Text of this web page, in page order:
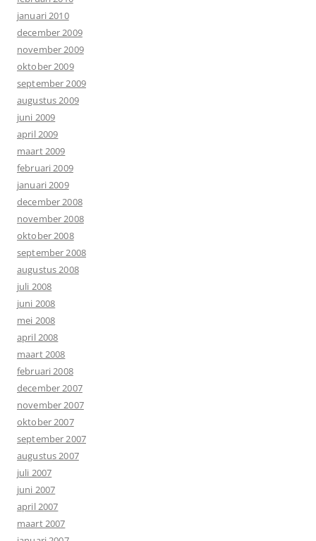
januari 2010
december 2009
november 2009
oktober 2009
september 2009
augustus 2009
juni 2009
april 2009
maart 2009
februari 2009
januari 2009
december 2008
november 2008
oktober 2008
september 2008
augustus 2008
juli 2008
juni 2008
mei 2008
april 2008
maart 2008
februari 2008
december 2007
november 2007
oktober 2007
september 2007
augustus 2007
juli 2007
juni 2007
april 2007
maart 2007